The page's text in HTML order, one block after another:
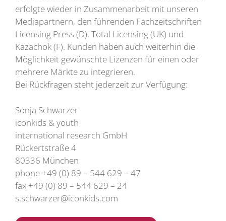
erfolgte wieder in Zusammenarbeit mit unseren
Mediapartnern, den führenden Fachzeitschriften
Licensing Press (D), Total Licensing (UK) und
Kazachok (F). Kunden haben auch weiterhin die
Möglichkeit gewünschte Lizenzen für einen oder
mehrere Märkte zu integrieren.
Bei Rückfragen steht jederzeit zur Verfügung:
Sonja Schwarzer
iconkids & youth
international research GmbH
Rückertstraße 4
80336 München
phone +49 (0) 89 – 544 629 – 47
fax +49 (0) 89 – 544 629 – 24
s.schwarzer@iconkids.com